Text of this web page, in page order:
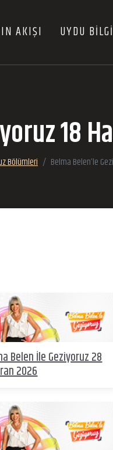
AKIŞI UYDU
18
Bölümleri Belma Belen’le
Belen İle Geziyoruz 28
2026